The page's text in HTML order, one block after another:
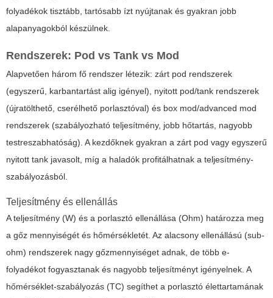
folyadékok tisztább, tartósabb ízt nyújtanak és gyakran jobb
alapanyagokból készülnek.
Rendszerek: Pod vs Tank vs Mod
Alapvetően három fő rendszer létezik: zárt pod rendszerek
(egyszerű, karbantartást alig igényel), nyitott pod/tank rendszerek
(újratölthető, cserélhető porlasztóval) és box mod/advanced mod
rendszerek (szabályozható teljesítmény, jobb hőtartás, nagyobb
testreszabhatóság). A kezdőknek gyakran a zárt pod vagy egyszerű
nyitott tank javasolt, míg a haladók profitálhatnak a teljesítmény-
szabályozásból.
Teljesítmény és ellenállás
A teljesítmény (W) és a porlasztó ellenállása (Ohm) határozza meg
a gőz mennyiségét és hőmérsékletét. Az alacsony ellenállású (sub-
ohm) rendszerek nagy gőzmennyiséget adnak, de több e-
folyadékot fogyasztanak és nagyobb teljesítményt igényelnek. A
hőmérséklet-szabályozás (TC) segíthet a porlasztó élettartamának